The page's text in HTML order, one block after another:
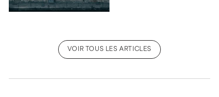
VOIR TOUS LES ARTICLES